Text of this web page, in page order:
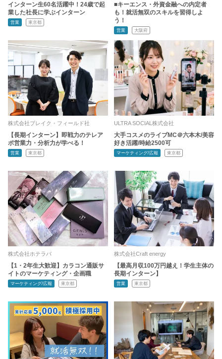
インターン生60名活躍中！24歳で起
業した社長に学ぶインターン
営業 東京都
■キーエンス・外資金融への内定者
も！就活無双のスキルを習得しよ
う！
営業 大阪府
株式会社ブレイク・フィールド社
【長期インターン】即戦力のテレア
ポ営業力・分析力が学べる！
営業 東京都
ULTRA SOCIAL株式会社
大手コスメのライブMC＠六本木/美容
好き活躍/時給2500可
マーケティング/広報 東京都
株式会社ホテラバ
【1・2年生大歓迎】カラコン通販サ
イトのマーケティング・企画職
マーケティング/広報 東京都
株式会社Craft energy
【最高月収100万円越え！学生主体の
長期インターン】
営業 東京都